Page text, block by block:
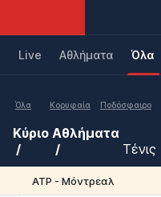
Live Aθλήματα Όλα
Όλα Κορυφαία Ποδόσφαιρο
Κύριο Αθλήματα
Τένις
ATP - Μόντρεαλ